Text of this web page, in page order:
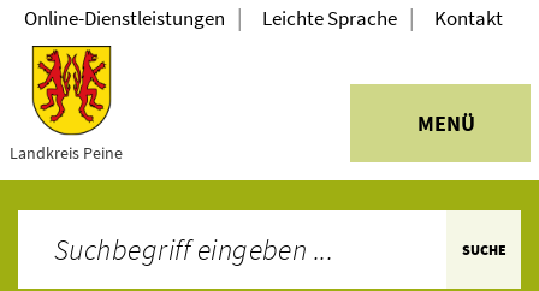
Landkreis Peine
MENÜ
Online-Dienstleistungen | Leichte Sprache | Kontakt
SUCHE